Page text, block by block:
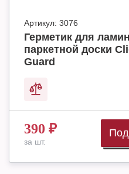
Артикул: 3076
Герметик для
паркетной доски
Guard
390 ₽
за шт.